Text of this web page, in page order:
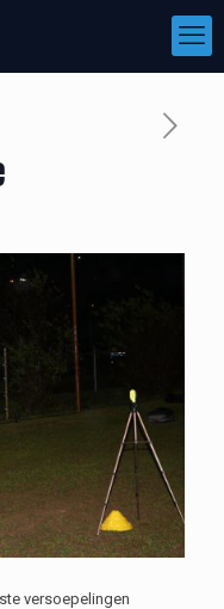
versoepelingen